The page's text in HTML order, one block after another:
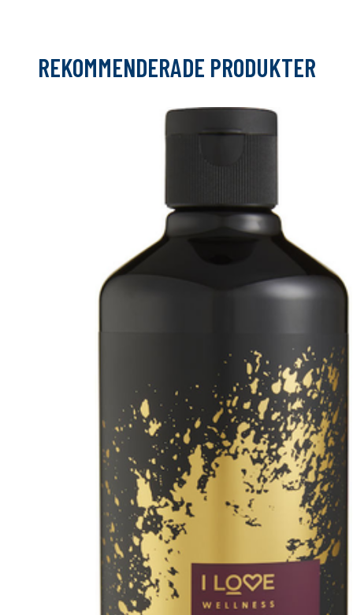
REKOMMENDERADE PRODUKTER